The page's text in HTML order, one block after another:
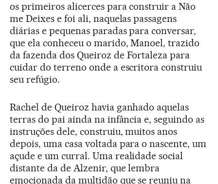
os primeiros alicerces para construir a Não
me Deixes e foi ali, naquelas passagens
diárias e pequenas paradas para conversar,
que ela conheceu o marido, Manoel, trazido
da fazenda dos Queiroz de Fortaleza para
cuidar do terreno onde a escritora construiu
seu refúgio.
Rachel de Queiroz havia ganhado aquelas
terras do pai ainda na infância e, seguindo as
instruções dele, construiu, muitos anos
depois, uma casa voltada para o nascente, um
açude e um curral. Uma realidade social
distante da de Alzenir, que lembra
emocionada da multidão que se reuniu na